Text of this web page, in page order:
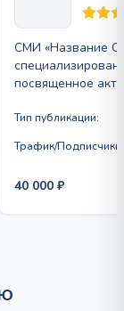
СМИ «Название
посвященное
предлагает
Тип публикации:
Трафик/Подписчики:
40 000 ₽